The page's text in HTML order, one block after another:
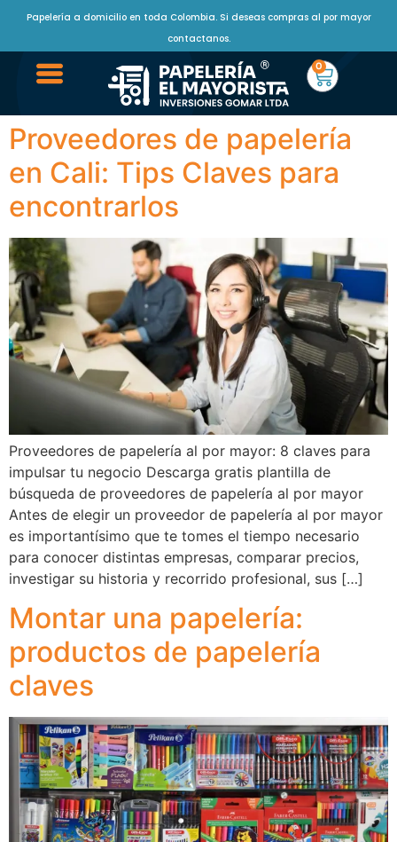
Papelería a domicilio en toda Colombia. Si deseas compras al por mayor
contactanos.
0
Proveedores de papelería
en Cali: Tips Claves para
encontrarlos
Proveedores de papelería al por mayor: 8 claves para
impulsar tu negocio Descarga gratis plantilla de
búsqueda de proveedores de papelería al por mayor
Antes de elegir un proveedor de papelería al por mayor
es importantísimo que te tomes el tiempo necesario
para conocer distintas empresas, comparar precios,
investigar su historia y recorrido profesional, sus […]
Montar una papelería:
productos de papelería
claves